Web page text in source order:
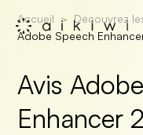
Accueil Découvrez
Adobe Speech
Avis
Enhancer